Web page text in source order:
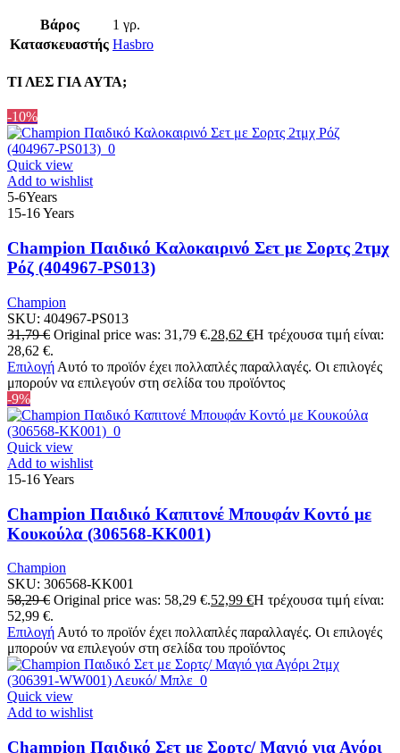
Βάρος
1 γρ.
Κατασκευαστής Hasbro
ΤΙ ΛΕΣ ΓΙΑ ΑΥΤΑ;
-10%
Quick view
Add to wishlist
5-6Years
15-16 Years
Champion Παιδικό Καλοκαιρινό Σετ με Σορτς 2τμχ
Ρόζ (404967-PS013)
Champion
SKU: 404967-PS013
31,79€ Original price was: 31,79 €.28,62 €Η τρέχουσα τιμή είναι:
28,62 €.
Επιλογή Αυτό το προϊόν έχει πολλαπλές παραλλαγές. Οι επιλογές
μπορούν να επιλεγούν στη σελίδα του προϊόντος
-9%
Quick view
Add to wishlist
15-16 Years
Champion Παιδικό Καπιτονέ Μπουφάν Κοντό με
Κουκούλα (306568-KK001)
Champion
SKU: 306568-KK001
58,29€ Original price was: 58,29 €.52,99 €Η τρέχουσα τιμή είναι:
52,99 €.
Επιλογή Αυτό το προϊόν έχει πολλαπλές παραλλαγές. Οι επιλογές
μπορούν να επιλεγούν στη σελίδα του προϊόντος
Quick view
Add to wishlist
Champion Παιδικό Σετ με Σορτς/ Μαγιό για Αγόρι